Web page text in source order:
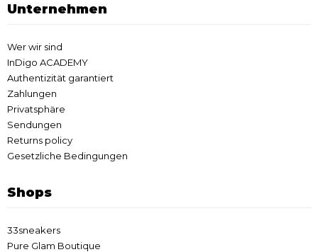
Unternehmen
Wer wir sind
InDigo ACADEMY
Authentizität garantiert
Zahlungen
Privatsphäre
Sendungen
Returns policy
Gesetzliche Bedingungen
Shops
33sneakers
Pure Glam Boutique